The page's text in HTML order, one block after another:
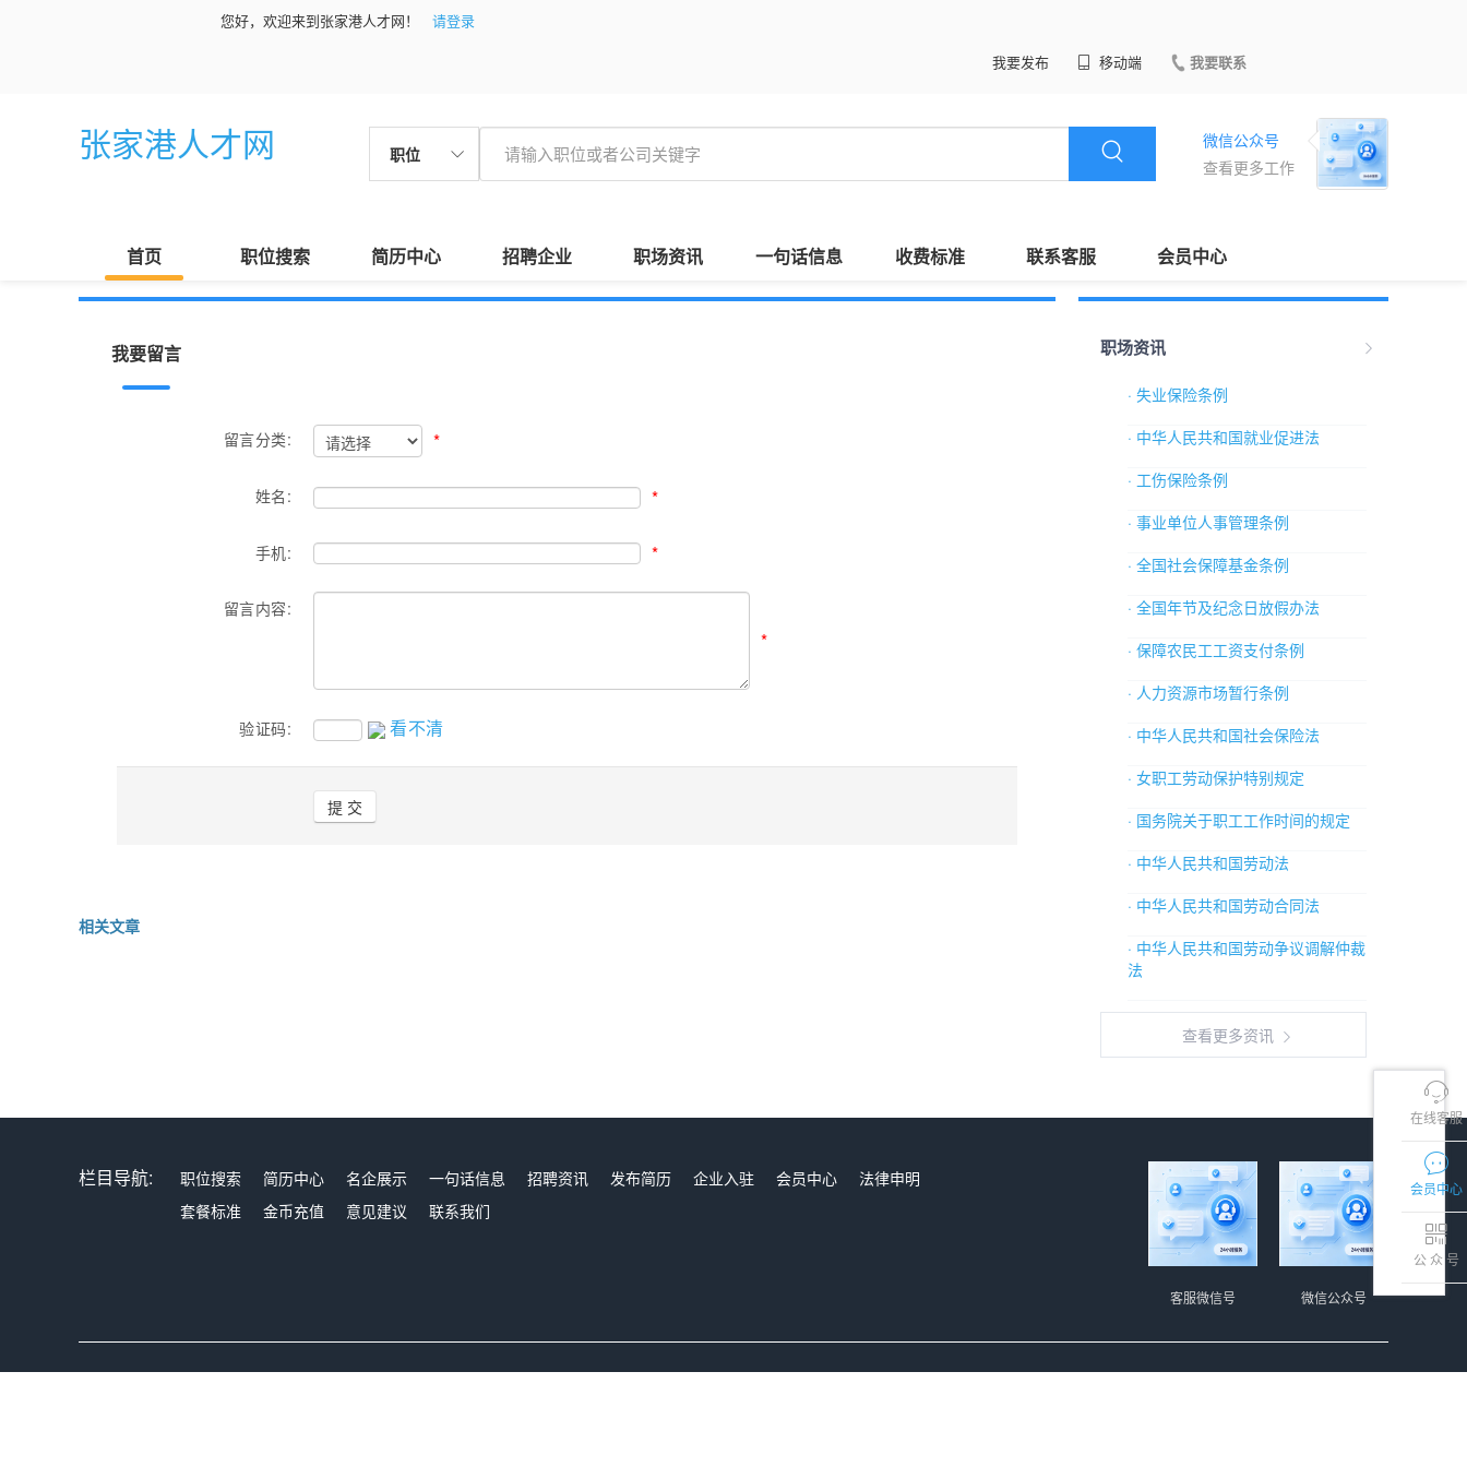
您好，欢迎来到张家港人才网！
请登录
我要发布
移动端 我要联系
张家港人才网 职位
微信公众号
查看更多工作
首页 职位搜索 简历中心 招聘企业 职场资讯 一句话信息 收费标准 联系客服 会员中心
在线客服
会员中心
公 众 号
我要留言
留言分类: *
姓名: *
手机: *
留言内容:
*
验证码: 看不清
相关文章
职场资讯
· 失业保险条例
· 中华人民共和国就业促进法
· 工伤保险条例
· 事业单位人事管理条例
· 全国社会保障基金条例
· 全国年节及纪念日放假办法
· 保障农民工工资支付条例
· 人力资源市场暂行条例
· 中华人民共和国社会保险法
· 女职工劳动保护特别规定
· 国务院关于职工工作时间的规定
· 中华人民共和国劳动法
· 中华人民共和国劳动合同法
· 中华人民共和国劳动争议调解仲裁
法
查看更多资讯
栏目导航: 职位搜索 简历中心 名企展示 一句话信息 招聘资讯 发布简历 企业入驻 会员中心
法律申明
套餐标准
金币充值 意见建议 联系我们
微信公众号
客服微信号